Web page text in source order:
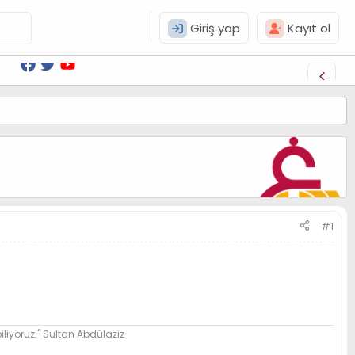
Giriş yap Kayıt ol
#1
Sultan Abdülaziz